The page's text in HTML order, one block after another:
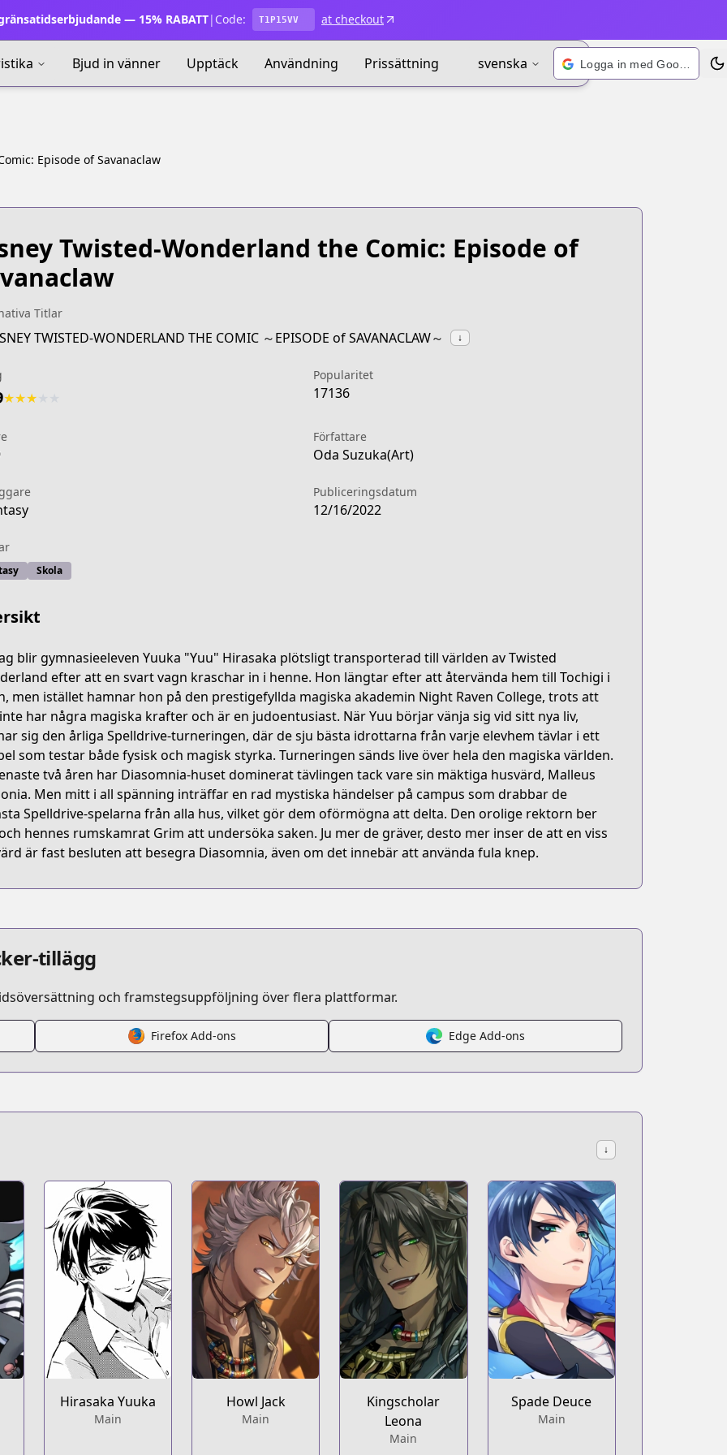
— 15% RABATT| Code: T1P15VV at checkout
Bjud in vänner Upptäck Användning Prissättning svenska
Episode of Savanaclaw
4270-b83e-cbbe9d890505
wonderland-the-comic-episode-of-savanaclaw
Twisted-Wonderland the Comic: Episode of
Titlar
TWISTED-WONDERLAND THE COMIC ～EPISODE of SAVANACLAW～ ↓
★★★
Popularitet
17136
Författare
Oda Suzuka(Art)
Publiceringsdatum
12/16/2022
Skola
blir gymnasieeleven Yuuka "Yuu" Hirasaka plötsligt transporterad till världen av Twisted
efter att en svart vagn kraschar in i henne. Hon längtar efter att återvända hem till Tochigi i
men istället hamnar hon på den prestigefyllda magiska akademin Night Raven College, trots att
har några magiska krafter och är en judoentusiast. När Yuu börjar vänja sig vid sitt nya liv,
sig den årliga Spelldrive-turneringen, där de sju bästa idrottarna från varje elevhem tävlar i ett
som testar både fysisk och magisk styrka. Turneringen sänds live över hela den magiska världen.
två åren har Diasomnia-huset dominerat tävlingen tack vare sin mäktiga husvärd, Malleus
Men mitt i all spänning inträffar en rad mystiska händelser på campus som drabbar de
Spelldrive-spelarna från alla hus, vilket gör dem oförmögna att delta. Den orolige rektorn ber
hennes rumskamrat Grim att undersöka saken. Ju mer de gräver, desto mer inser de att en viss
är fast besluten att besegra Diasomnia, även om det innebär att använda fula knep.
tillägg
och framstegsuppföljning över flera plattformar.
Firefox Add-ons Edge Add-ons
↓
Hirasaka Yuuka
Main
Howl Jack
Main
Kingscholar
Leona
Main
Spade Deuce
Main